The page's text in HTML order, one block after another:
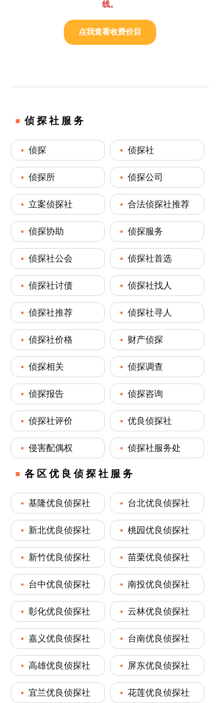
线。
点我查看收费价目
侦探社服务
侦探 侦探社
侦探所 侦探公司
立案侦探社 合法侦探社推荐
侦探协助 侦探服务
侦探社公会 侦探社首选
侦探社讨债 侦探社找人
侦探社推荐 侦探社寻人
侦探社价格 财产侦探
侦探相关 侦探调查
侦探报告 侦探咨询
侦探社评价 优良侦探社
侵害配偶权 侦探社服务处
各区优良侦探社服务
基隆优良侦探社 台北优良侦探社
新北优良侦探社 桃园优良侦探社
新竹优良侦探社 苗栗优良侦探社
台中优良侦探社 南投优良侦探社
彰化优良侦探社 云林优良侦探社
嘉义优良侦探社 台南优良侦探社
高雄优良侦探社 屏东优良侦探社
宜兰优良侦探社 花莲优良侦探社